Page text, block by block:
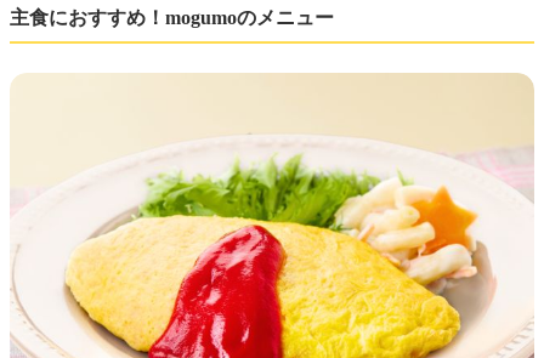
主食におすすめ！mogumoのメニュー